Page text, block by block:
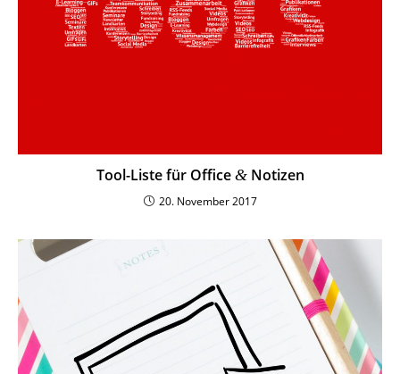
Tool-Liste für Office &Notizen
20. November 2017